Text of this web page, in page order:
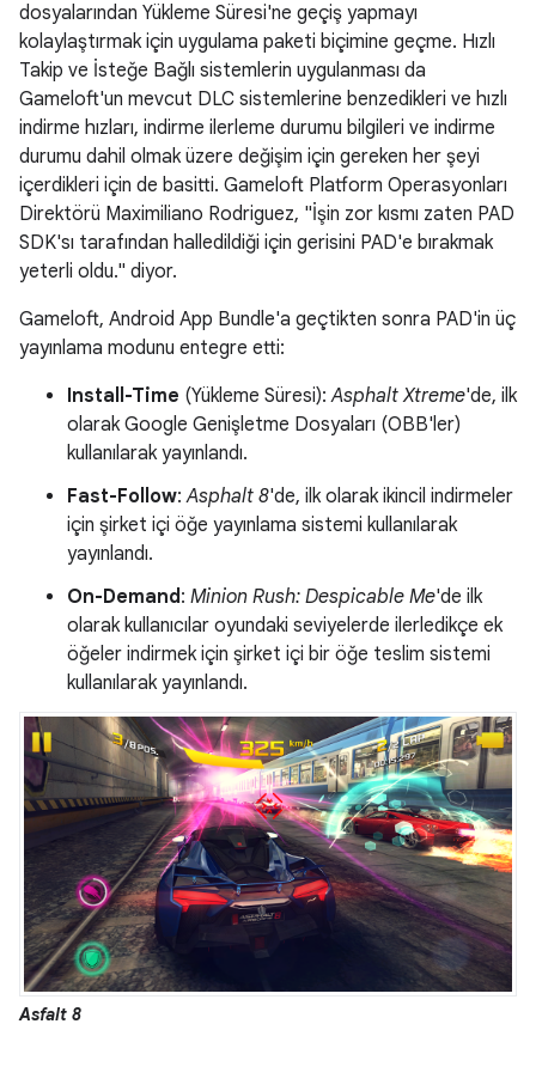
dosyalarından Yükleme Süresi'ne geçiş yapmayı
kolaylaştırmak için uygulama paketi biçimine geçme. Hızlı
Takip ve İsteğe Bağlı sistemlerin uygulanması da
Gameloft'un mevcut DLC sistemlerine benzedikleri ve hızlı
indirme hızları, indirme ilerleme durumu bilgileri ve indirme
durumu dahil olmak üzere değişim için gereken her şeyi
içerdikleri için de basitti. Gameloft Platform Operasyonları
Direktörü Maximiliano Rodriguez, "İşin zor kısmı zaten PAD
SDK'sı tarafından halledildiği için gerisini PAD'e bırakmak
yeterli oldu." diyor.
Gameloft, Android App Bundle'a geçtikten sonra PAD'in üç
yayınlama modunu entegre etti:
Install-Time (Yükleme Süresi):Asphalt Xtreme'de, ilk
olarak Google Genişletme Dosyaları (OBB'ler)
kullanılarak yayınlandı.
Fast-Follow:Asphalt 8'de, ilk olarak ikincil indirmeler
için şirket içi öğe yayınlama sistemi kullanılarak
yayınlandı.
On-Demand: Minion Rush: Despicable Me'de ilk
olarak kullanıcılar oyundaki seviyelerde ilerledikçe ek
öğeler indirmek için şirket içi bir öğe teslim sistemi
kullanılarak yayınlandı.
Asfalt 8